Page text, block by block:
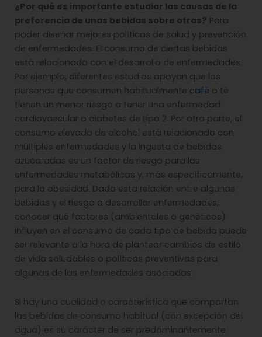
¿Por qué es importante estudiar las causas de la
preferencia de unas bebidas sobre otras? Para
poder diseñar mejores políticas de salud y prevención
de enfermedades. El consumo de ciertas bebidas
está relacionado con el desarrollo de enfermedades.
Por ejemplo, diferentes estudios apoyan que las
personas que consumen habitualmente café o té
tienen un menor riesgo a tener una enfermedad
cardiovascular o diabetes de tipo 2. Por otra parte, el
consumo elevado de alcohol está relacionado con
múltiples enfermedades y la ingesta de bebidas
azucaradas es un factor de riesgo para las
enfermedades metabólicas y, más específicamente,
para la obesidad. Dada esta relación entre algunas
bebidas y el riesgo a desarrollar enfermedades,
conocer qué factores (ambientales o genéticos)
influyen en el consumo de cada tipo de bebida puede
ser relevante a la hora de plantear cambios de estilo
de vida saludables o políticas preventivas para
algunas de las enfermedades asociadas.
Si hay una cualidad o característica que compartan
las bebidas de consumo habitual (con excepción del
agua) es su carácter de ser predominantemente